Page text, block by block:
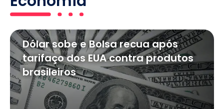
Dólar sobe e Bolsa recua após
tarifaço dos EUA contra produtos
brasileiros